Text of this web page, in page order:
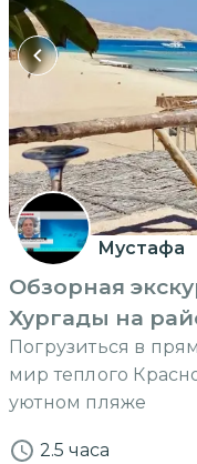
Мустафа
Обзорная
Хургады на
Погрузиться в
мир теплого
уютном пляже
2.5 часа